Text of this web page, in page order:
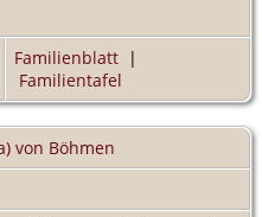
Familienblatt |
Familientafel
von Böhmen